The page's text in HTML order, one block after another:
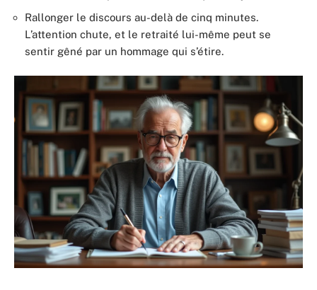
Rallonger le discours au-delà de cinq minutes.
L’attention chute, et le retraité lui-même peut se
sentir gêné par un hommage qui s’étire.